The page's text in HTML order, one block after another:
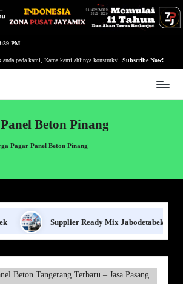
PM
anda pada kami, Karna kami ahlinya konstruksi. Subscribe Now!
Beton Pinang
Pagar Panel Beton Pinang
Supplier Ready Mix Jabodetabek